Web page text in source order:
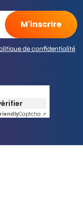
de confidentialité
Captcha ⇗